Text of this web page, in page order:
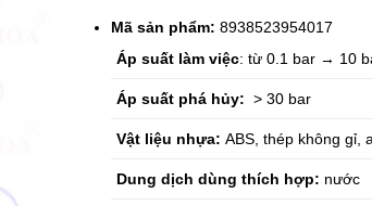
Mã sản phẩm: 8938523954017
Áp suất làm việc: từ 0.1 bar → 10
Áp suất phá hủy: > 30 bar
Vật liệu nhựa: ABS, thép không gỉ,
Dung dịch dùng thích hợp: nước